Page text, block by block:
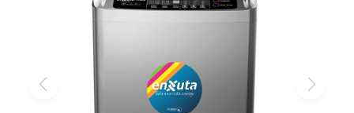
Refrigeración
Tecnología